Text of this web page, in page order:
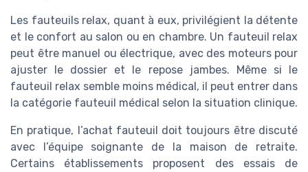
Les fauteuils relax, quant à eux, privilégient la détente
et le confort au salon ou en chambre. Un fauteuil relax
peut être manuel ou électrique, avec des moteurs pour
ajuster le dossier et le repose jambes. Même si le
fauteuil relax semble moins médical, il peut entrer dans
la catégorie fauteuil médical selon la situation clinique.
En pratique, l’achat fauteuil doit toujours être discuté
avec l’équipe soignante de la maison de retraite.
Certains établissements proposent des essais de